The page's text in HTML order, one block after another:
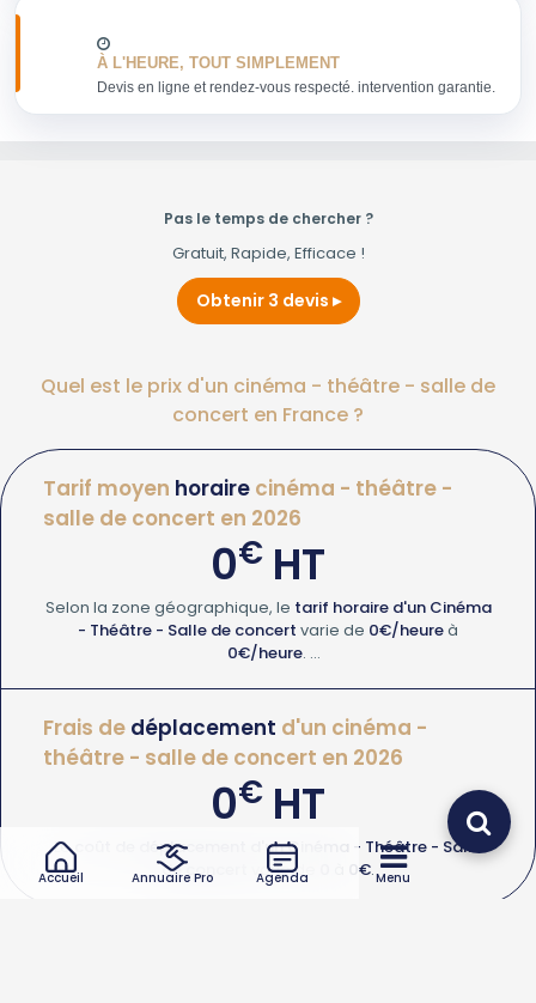
Accueil Annuaire Pro Agenda Menu
À L'HEURE, TOUT SIMPLEMENT
Devis en ligne et rendez-vous respecté. intervention garantie.
Pas le temps de chercher ?
Gratuit, Rapide, Efficace !
Obtenir 3 devis
Quel est le prix d'un cinéma - théâtre - salle de
concert en France ?
Tarif moyen horaire cinéma - théâtre -
salle de concert en 2026
0€ HT
Selon la zone géographique, le tarif horaire d'un Cinéma
- Théâtre - Salle de concert varie de 0€/heureà
0€/heure.
Frais de déplacement d'un cinéma -
théâtre - salle de concert en 2026
0€ HT
Lecoût de déplacement d'un Cinéma - Théâtre - Salle
de concert
varie de 0€.